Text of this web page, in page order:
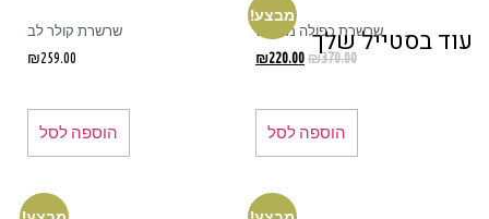
בסטייל שלך
מבצע!
שרשרת כפולה משולש
₪370.00
₪220.00
הוספה לסל
שרשרת קולר לב
₪259.00
הוספה לסל